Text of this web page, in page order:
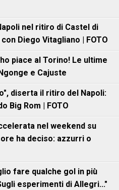
nel ritiro di Castel di
Diego Vitagliano | FOTO
piace al Torino! Le ultime
e Cajuste
diserta il ritiro del Napoli:
Big Rom | FOTO
nel weekend su
ha deciso: azzurri o
fare qualche gol in più
esperimenti di Allegri..."